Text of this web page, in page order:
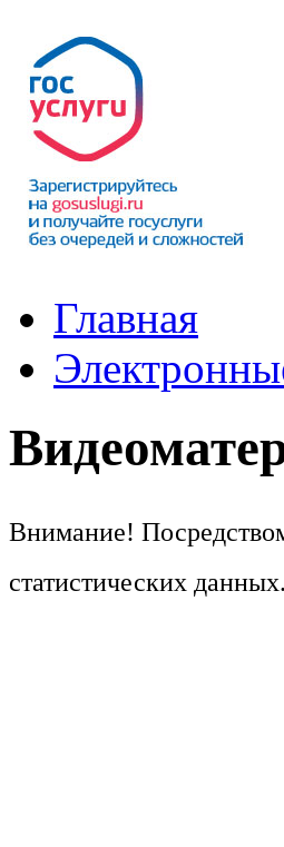
Главная
Внимание!
статистических данных.